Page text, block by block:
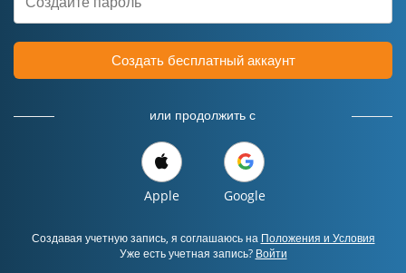
Создать бесплатный аккаунт
или продолжить с
Apple Google
Создавая учетную запись, я соглашаюсь на Положения и Условия
Уже есть учетная запись? Войти